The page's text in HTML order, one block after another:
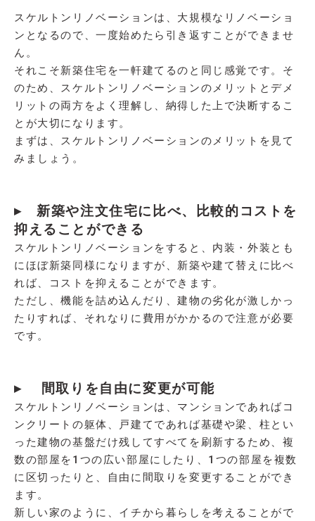
スケルトンリノベーションは、大規模なリノベーショ
ンとなるので、一度始めたら引き返すことができませ
ん。
それこそ新築住宅を一軒建てるのと同じ感覚です。そ
のため、スケルトンリノベーションのメリットとデメ
リットの両方をよく理解し、納得した上で決断するこ
とが大切になります。
まずは、スケルトンリノベーションのメリットを見て
みましょう。
▸ 新築や注文住宅に比べ、比較的コストを
抑えることができる
スケルトンリノベーションをすると、内装・外装とも
にほぼ新築同様になりますが、新築や建て替えに比べ
れば、コストを抑えることができます。
ただし、機能を詰め込んだり、建物の劣化が激しかっ
たりすれば、それなりに費用がかかるので注意が必要
です。
▸ 間取りを自由に変更が可能
スケルトンリノベーションは、マンションであればコ
ンクリートの躯体、戸建てであれば基礎や梁、柱とい
った建物の基盤だけ残してすべてを刷新するため、複
数の部屋を1つの広い部屋にしたり、1つの部屋を複数
に区切ったりと、自由に間取りを変更することができ
ます。
新しい家のように、イチから暮らしを考えることがで